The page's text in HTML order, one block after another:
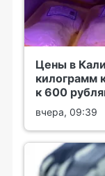
Цены в
килограмм
к 600
вчера, 09:39